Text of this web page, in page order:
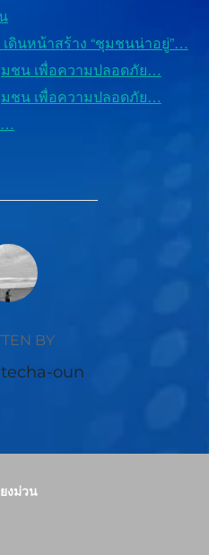
ดินหน้าสร้าง “ชุมชนน่าอยู่”…
ชน เพื่อความปลอดภัย…
ชน เพื่อความปลอดภัย…
…
BY
oun
งม่วน